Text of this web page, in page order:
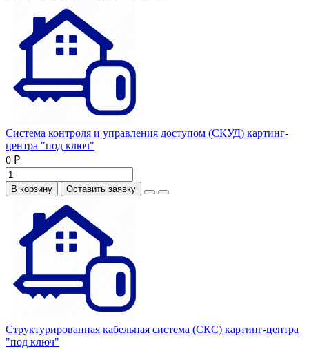
Система контроля и управления доступом (СКУД) картинг-
центра "под ключ"
0 ₽
В корзину Оставить заявку
Структурированная кабельная система (СКС) картинг-центра
"под ключ"